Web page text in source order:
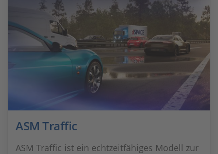
ASM Traffic
ASM Traffic ist ein echtzeitfähiges Modell zur